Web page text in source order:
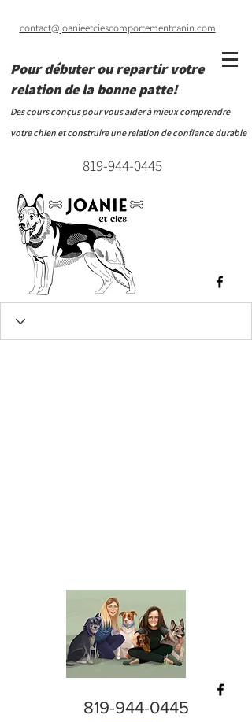
contact@joanieetciescomportementcanin.com
Pour débuter ou repartir votre
relation de la bonne patte!
Des cours conçus pour vous aider à mieux comprendre
votre chien et construire une relation de confiance durable
819-944-0445
819-944-0445